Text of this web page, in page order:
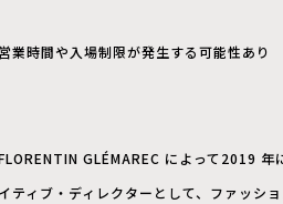
業時間や入場制限が発生する可能性あり
GLÉMAREC によって2019
ティブ・ディレクターとして、ファッシ